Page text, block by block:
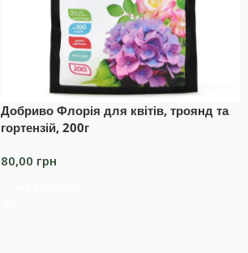
Добриво Флорія для квітів, троянд та
гортензій, 200г
80,00 грн